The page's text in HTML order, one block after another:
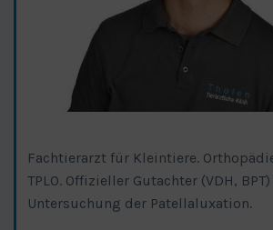
Fachtierarzt für Kleintiere.
TPLO. Offizieller Gutachter (VDH,
Untersuchung der Patellaluxation.